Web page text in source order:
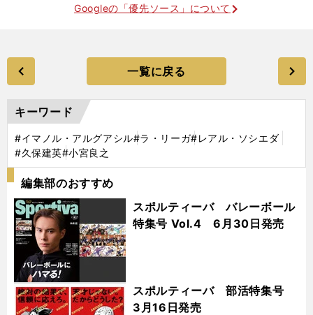
Googleの「優先ソース」について
一覧に戻る
キーワード
#イマノル・アルグアシル#ラ・リーガ#レアル・ソシエダ
#久保建英#小宮良之
編集部のおすすめ
スポルティーバ バレーボール
特集号 Vol.4 6月30日発売
スポルティーバ 部活特集号
3月16日発売